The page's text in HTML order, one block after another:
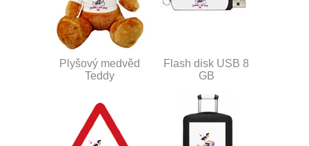
Plyšový medvěd
Teddy
Flash disk USB 8
GB